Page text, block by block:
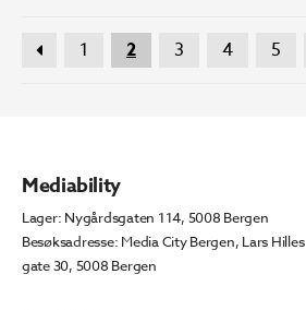
1 2 3 4 5
Mediability
Lager: Nygårdsgaten 114, 5008 Bergen
Besøksadresse: Media City Bergen, Lars Hilles
gate 30, 5008 Bergen